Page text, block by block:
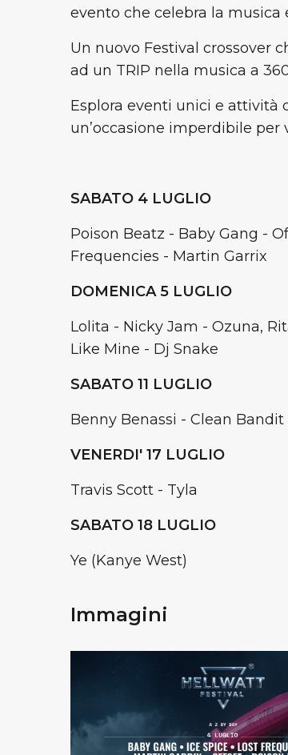
evento che celebra la musica
Un nuovo Festival crossover
ad un TRIP nella musica a
Esplora eventi unici e attività
un’occasione imperdibile
SABATO 4 LUGLIO
Poison Beatz - Baby Gang -
Frequencies - Martin Garrix
DOMENICA 5 LUGLIO
Lolita - Nicky Jam - Ozuna,
Like Mine - Dj Snake
SABATO 11 LUGLIO
Benny Benassi - Clean
VENERDI' 17 LUGLIO
Travis Scott - Tyla
SABATO 18 LUGLIO
Ye (Kanye West)
Immagini